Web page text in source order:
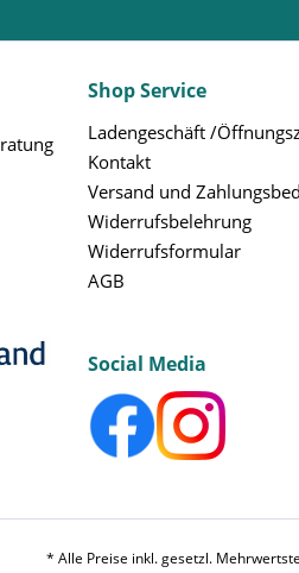
Shop Service
Ladengeschäft /
Kontakt
Versand und
Widerrufsbelehrung
Widerrufsformular
AGB
Social Media
* Alle Preise inkl. gesetzl.